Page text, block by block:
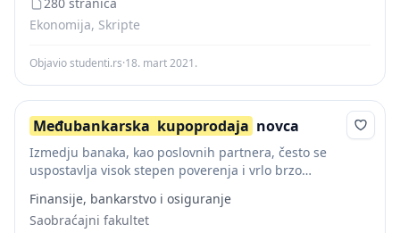
Ekonomija, Skripte
Objavio studenti.rs·18. mart 2021.
Međubankarska kupoprodaja novca
Izmedju banaka, kao poslovnih partnera, često se
uspostavlja visok stepen poverenja i vrlo brzo
poslovni račun. Informatizacija i kompjuterizacija
olakšavaju bankarske poslove i...
Finansije, bankarstvo i osiguranje
Saobraćajni fakultet